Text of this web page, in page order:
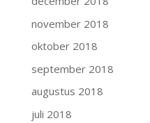
november 2018
oktober 2018
september 2018
augustus 2018
juli 2018